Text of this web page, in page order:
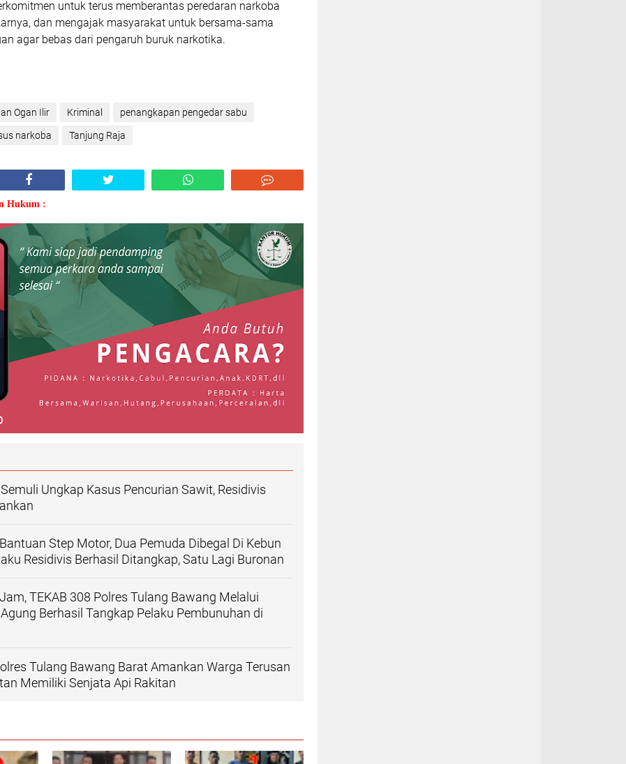
untuk terus memberantas peredaran narkoba
dan mengajak masyarakat untuk bersama-sama
agar bebas dari pengaruh buruk narkotika.
Ogan Ilir Kriminal penangkapan pengedar sabu
narkoba Tanjung Raja
Hukum :
Ungkap Kasus Pencurian Sawit, Residivis
Step Motor, Dua Pemuda Dibegal Di Kebun
Residivis Berhasil Ditangkap, Satu Lagi Buronan
TEKAB 308 Polres Tulang Bawang Melalui
Berhasil Tangkap Pelaku Pembunuhan di
Tulang Bawang Barat Amankan Warga Terusan
Memiliki Senjata Api Rakitan